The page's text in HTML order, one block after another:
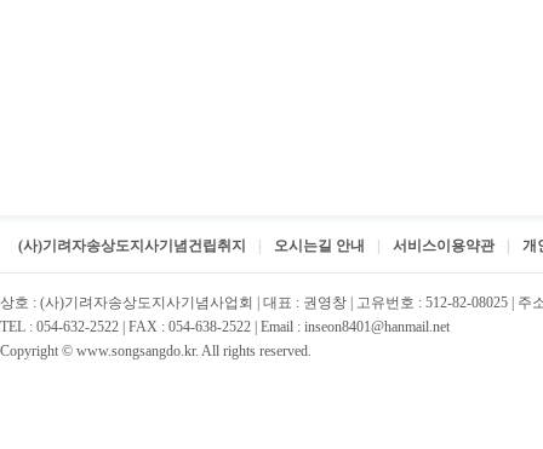
(사)기려자송상도지사기념건립취지 오시는길 안내 서비스이용약관 개
상호 : (사)기려자송상도지사기념사업회 | 대표 : 권영창 | 고유번호 : 512-82-08025 |
TEL : 054-632-2522 | FAX : 054-638-2522 | Email : inseon8401@hanmail.net
Copyright © www.songsangdo.kr. All rights reserved.